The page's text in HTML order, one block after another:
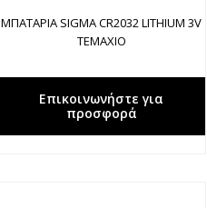
ΜΠΑΤΑΡΙΑ SIGMA CR2032 LITHIUM 3V
ΤΕΜΑΧΙΟ
Επικοινωνήστε για
προσφορά